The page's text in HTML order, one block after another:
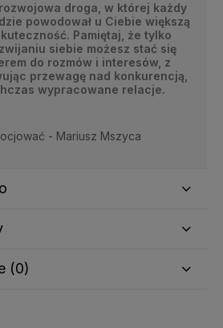
droga, w której każdy
powodował u Ciebie większą
Pamiętaj, że tylko
siebie możesz stać się
do rozmów i interesów, z
przewagę nad konkurencją,
wypracowane relacje.
- Mariusz Mszyca
z o.o. Sp. komandytowa
(0)